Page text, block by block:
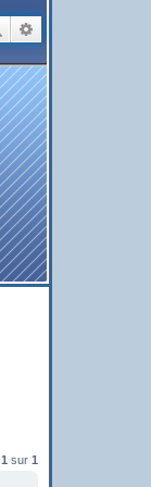
Rechercher
1 sur 1